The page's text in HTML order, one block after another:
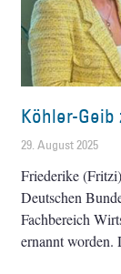
Köhler-
29. August 2025
Friederike
Deutschen
Fachbereich
ernannt worden.